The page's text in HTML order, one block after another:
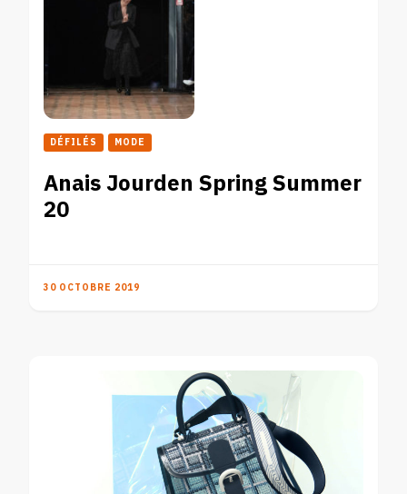
DÉFILÉS MODE
Anais Jourden Spring Summer
20
30 OCTOBRE 2019